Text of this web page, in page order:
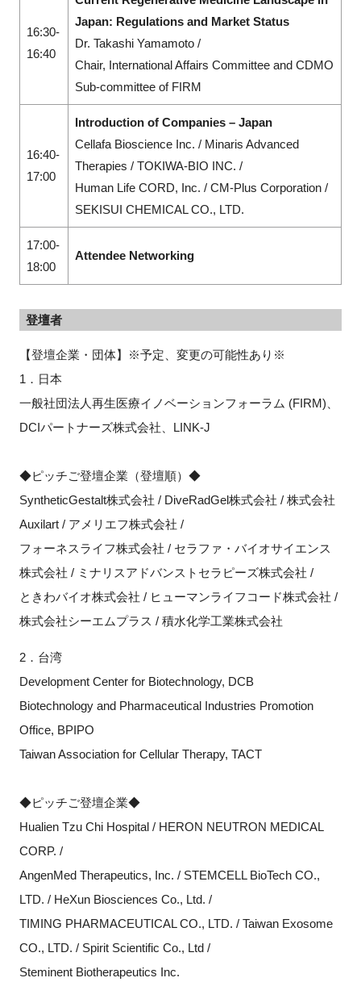
16:30-
16:40
Japan: Regulations and Market Status
Dr. Takashi Yamamoto /
Chair, International Affairs Committee and CDMO
Sub-committee of FIRM
16:40-
17:00
Introduction of Companies – Japan
Cellafa Bioscience Inc. / Minaris Advanced
Therapies / TOKIWA-BIO INC. /
Human Life CORD, Inc. / CM-Plus Corporation /
SEKISUI CHEMICAL CO., LTD.
17:00-
18:00
Attendee Networking
登壇者
【登壇企業・団体】※予定、変更の可能性あり※
1．日本
一般社団法人再生医療イノベーションフォーラム (FIRM)、
DCIパートナーズ株式会社、LINK-J
◆ピッチご登壇企業（登壇順）◆
SyntheticGestalt株式会社 / DiveRadGel株式会社 / 株式会社
Auxilart / アメリエフ株式会社 /
フォーネスライフ株式会社 / セラファ・バイオサイエンス
株式会社 / ミナリスアドバンストセラピーズ株式会社 /
ときわバイオ株式会社 / ヒューマンライフコード株式会社 /
株式会社シーエムプラス / 積水化学工業株式会社
2．台湾
Development Center for Biotechnology, DCB
Biotechnology and Pharmaceutical Industries Promotion
Office, BPIPO
Taiwan Association for Cellular Therapy, TACT
◆ピッチご登壇企業◆
Hualien Tzu Chi Hospital / HERON NEUTRON MEDICAL
CORP. /
AngenMed Therapeutics, Inc. / STEMCELL BioTech CO.,
LTD. / HeXun Biosciences Co., Ltd. /
TIMING PHARMACEUTICAL CO., LTD. / Taiwan Exosome
CO., LTD. / Spirit Scientific Co., Ltd /
Steminent Biotherapeutics Inc.